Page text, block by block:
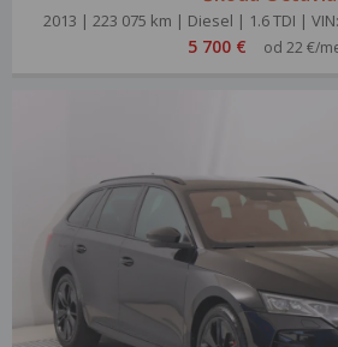
2013 | 223 075 km | Diesel | 1.6 TDI | VIN:
5 700 € od 22 €/